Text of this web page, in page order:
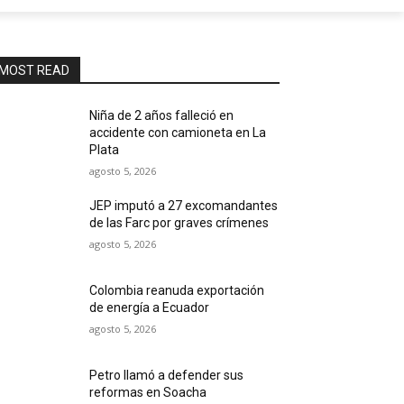
READ
Niña de 2 años falleció en
accidente con camioneta en La
Plata
agosto 5, 2026
JEP imputó a 27 excomandantes
de las Farc por graves crímenes
agosto 5, 2026
Colombia reanuda exportación
de energía a Ecuador
agosto 5, 2026
Petro llamó a defender sus
reformas en Soacha